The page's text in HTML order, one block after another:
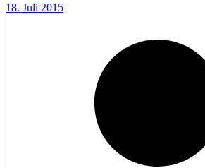
18. Juli 2015